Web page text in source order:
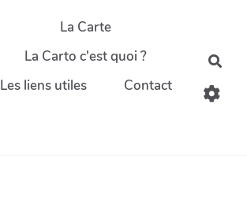
La Carte
La Carto c'est quoi ?
Les liens utiles
Contact